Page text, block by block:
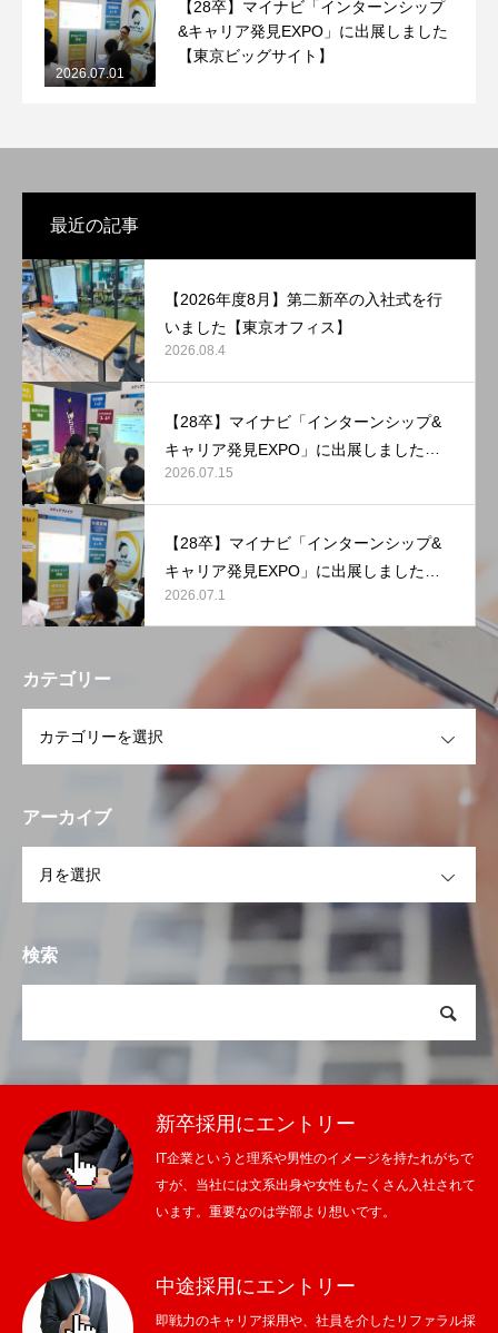
【28卒】マイナビ「インターンシップ
&キャリア発見EXPO」に出展しました
【東京ビッグサイト】
2026.07.01
最近の記事
【2026年度8月】第二新卒の入社式を行
いました【東京オフィス】
2026.08.4
【28卒】マイナビ「インターンシップ&
キャリア発見EXPO」に出展しました
【マリンメッセ福岡】
2026.07.15
【28卒】マイナビ「インターンシップ&
キャリア発見EXPO」に出展しました
【東京ビッグサイト】
2026.07.1
カテゴリー
アーカイブ
検索
新卒採用にエントリー
IT企業というと理系や男性のイメージを持たれがちで
すが、当社には文系出身や女性もたくさん入社されて
います。重要なのは学部より想いです。
中途採用にエントリー
即戦力のキャリア採用や、社員を介したリファラル採